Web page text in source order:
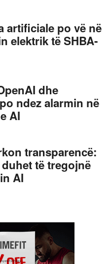
artificiale po vë në
elektrik të SHBA-
dhe
ndez alarmin në
AI
transparencë:
të tregojnë
AI